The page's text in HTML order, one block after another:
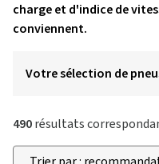
charge et d'indice de
conviennent.
Votre sélection de
490résultats